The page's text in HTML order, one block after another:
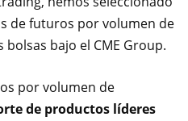
de futuros por volumen de
bajo el CME Group.
por volumen de
de productos líderes